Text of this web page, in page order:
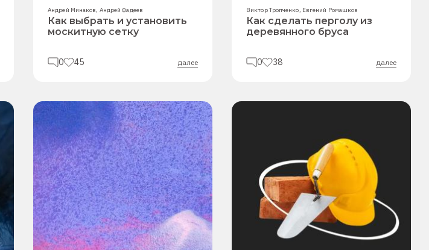
Андрей Минаков, Андрей Фадеев
Как выбрать и установить
москитную сетку
0 45 далее
Виктор Тропченко, Евгений Ромашков
Как сделать перголу из
деревянного бруса
0 38 далее